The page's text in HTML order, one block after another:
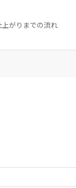
上がりまでの流れ